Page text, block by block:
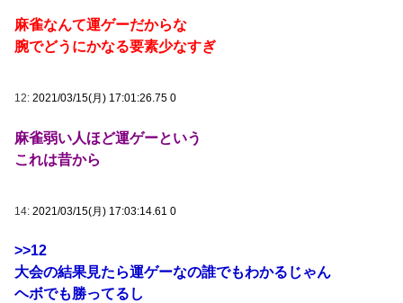
麻雀なんて運ゲーだからな
腕でどうにかなる要素少なすぎ
12: 2021/03/15(月) 17:01:26.75 0
麻雀弱い人ほど運ゲーという
これは昔から
14: 2021/03/15(月) 17:03:14.61 0
>>12
大会の結果見たら運ゲーなの誰でもわかるじゃん
ヘボでも勝ってるし